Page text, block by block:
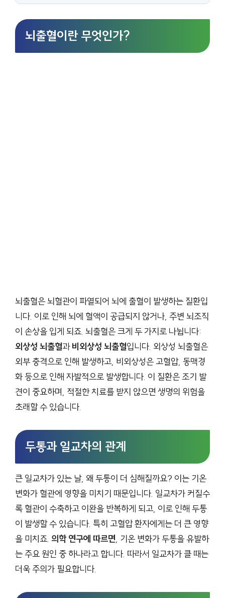
뇌출혈이란 무엇인가?
뇌출혈은 뇌혈관이 파열되어 뇌에 출혈이 발생하는 질환입
니다. 이로 인해 뇌에 혈액이 공급되지 않거나, 주변 뇌조직
이 손상을 입게 되죠. 뇌출혈은 크게 두 가지로 나뉩니다:
외상성 뇌출혈과비외상성 뇌출혈입니다. 외상성 뇌출혈은
외부 충격으로 인해 발생하고, 비외상성은 고혈압, 동맥경
화 등으로 인해 자발적으로 발생합니다. 이 질환은 조기 발
견이 중요하며, 적절한 치료를 받지 않으면 생명의 위험을
초래할 수 있습니다.
두통과 일교차의 관계
큰 일교차가 있는 날, 왜 두통이 더 심해질까요? 이는 기온
변화가 혈관에 영향을 미치기 때문입니다. 일교차가 커질수
록 혈관이 수축하고 이완을 반복하게 되고, 이로 인해 두통
이 발생할 수 있습니다. 특히 고혈압 환자에게는 더 큰 영향
을 미치죠. 의학 연구에 따르면, 기온 변화가 두통을 유발하
는 주요 원인 중 하나라고 합니다. 따라서 일교차가 클 때는
더욱 주의가 필요합니다.